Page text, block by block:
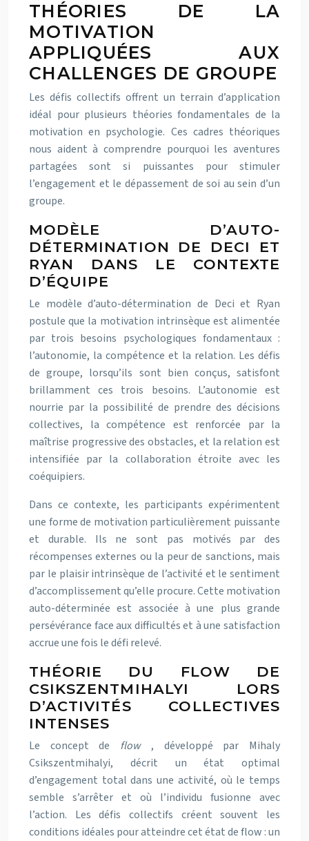
THÉORIES DE LA
MOTIVATION
APPLIQUÉES AUX
CHALLENGES DE GROUPE
Les défis collectifs offrent un terrain d’application
idéal pour plusieurs théories fondamentales de la
motivation en psychologie. Ces cadres théoriques
nous aident à comprendre pourquoi les aventures
partagées sont si puissantes pour stimuler
l’engagement et le dépassement de soi au sein d’un
groupe.
MODÈLE D’AUTO-
DÉTERMINATION DE DECI ET
RYAN DANS LE CONTEXTE
D’ÉQUIPE
Le modèle d’auto-détermination de Deci et Ryan
postule que la motivation intrinsèque est alimentée
par trois besoins psychologiques fondamentaux :
l’autonomie, la compétence et la relation. Les défis
de groupe, lorsqu’ils sont bien conçus, satisfont
brillamment ces trois besoins. L’autonomie est
nourrie par la possibilité de prendre des décisions
collectives, la compétence est renforcée par la
maîtrise progressive des obstacles, et la relation est
intensifiée par la collaboration étroite avec les
coéquipiers.
Dans ce contexte, les participants expérimentent
une forme de motivation particulièrement puissante
et durable. Ils ne sont pas motivés par des
récompenses externes ou la peur de sanctions, mais
par le plaisir intrinsèque de l’activité et le sentiment
d’accomplissement qu’elle procure. Cette motivation
auto-déterminée est associée à une plus grande
persévérance face aux difficultés et à une satisfaction
accrue une fois le défi relevé.
THÉORIE DU FLOW DE
CSIKSZENTMIHALYI LORS
D’ACTIVITÉS COLLECTIVES
INTENSES
Le concept de flow , développé par Mihaly
Csikszentmihalyi, décrit un état optimal
d’engagement total dans une activité, où le temps
semble s’arrêter et où l’individu fusionne avec
l’action. Les défis collectifs créent souvent les
conditions idéales pour atteindre cet état de flow : un